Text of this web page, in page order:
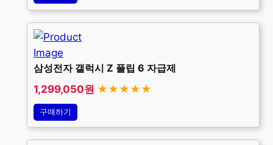
삼성전자 갤럭시 Z 플립 6 자급제
1,299,050원 ★★★★★
구매하기